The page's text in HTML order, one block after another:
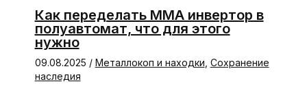
Как переделать ММА инвертор в
полуавтомат, что для этого
нужно
09.08.2025 / Металлокоп и находки Сохранение
наследия